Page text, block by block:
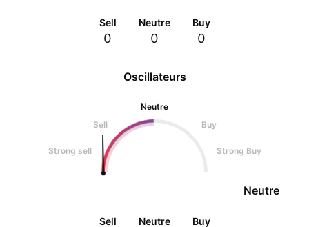
Oscillateurs
Neutre
Sell
Buy
Strong sell Strong Buy
Neutre
Sell Neutre Buy
Sell
0
Neutre
0
Buy
0